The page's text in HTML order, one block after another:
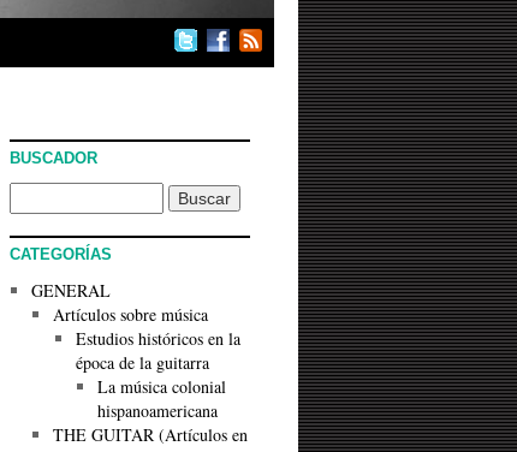
BUSCADOR
CATEGORÍAS
GENERAL
Artículos sobre música
Estudios históricos en la
época de la guitarra
La música colonial
hispanoamericana
THE GUITAR (Artículos en